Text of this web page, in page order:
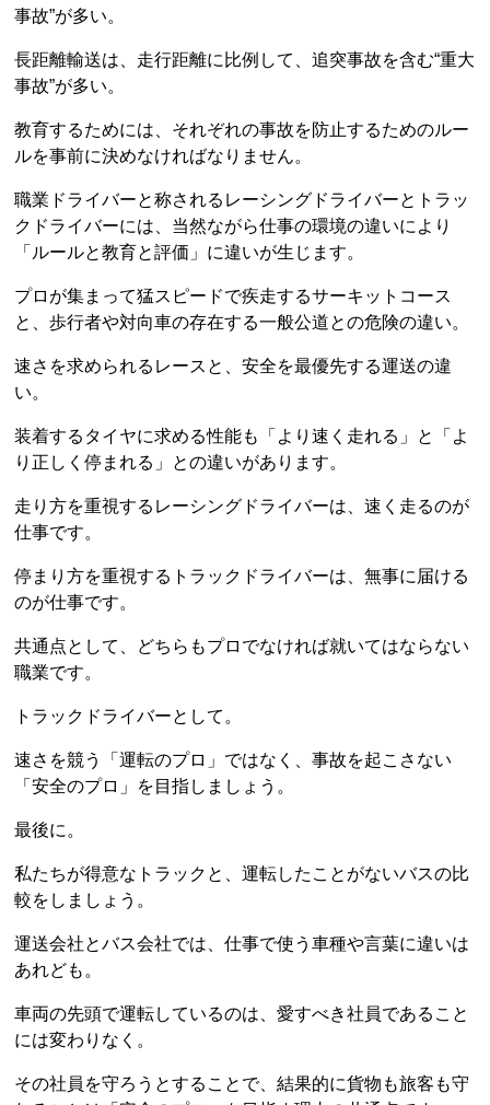
事故”が多い。
長距離輸送は、走行距離に比例して、追突事故を含む“重大
事故”が多い。
教育するためには、それぞれの事故を防止するためのルー
ルを事前に決めなければなりません。
職業ドライバーと称されるレーシングドライバーとトラッ
クドライバーには、当然ながら仕事の環境の違いにより
「ルールと教育と評価」に違いが生じます。
プロが集まって猛スピードで疾走するサーキットコース
と、歩行者や対向車の存在する一般公道との危険の違い。
速さを求められるレースと、安全を最優先する運送の違
い。
装着するタイヤに求める性能も「より速く走れる」と「よ
り正しく停まれる」との違いがあります。
走り方を重視するレーシングドライバーは、速く走るのが
仕事です。
停まり方を重視するトラックドライバーは、無事に届ける
のが仕事です。
共通点として、どちらもプロでなければ就いてはならない
職業です。
トラックドライバーとして。
速さを競う「運転のプロ」ではなく、事故を起こさない
「安全のプロ」を目指しましょう。
最後に。
私たちが得意なトラックと、運転したことがないバスの比
較をしましょう。
運送会社とバス会社では、仕事で使う車種や言葉に違いは
あれども。
車両の先頭で運転しているのは、愛すべき社員であること
には変わりなく。
その社員を守ろうとすることで、結果的に貨物も旅客も守